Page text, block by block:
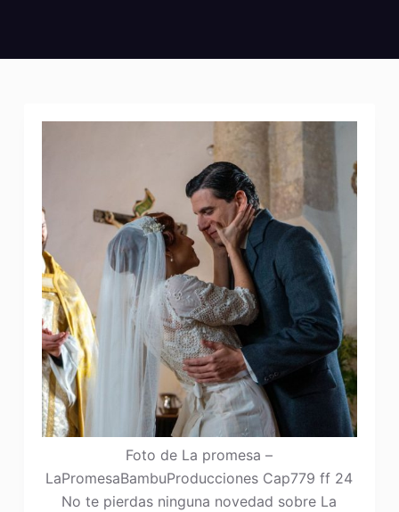
Foto de La promesa –
LaPromesaBambuProducciones Cap779 ff 24
No te pierdas ninguna novedad sobre La